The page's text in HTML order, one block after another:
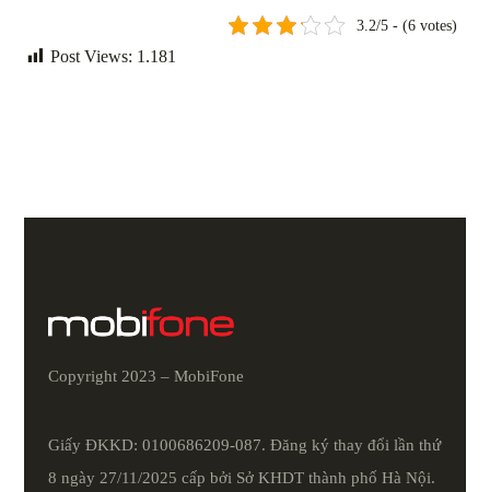
3.2/5 - (6 votes)
Post Views: 1.181
Copyright 2023 – MobiFone
Giấy ĐKKD: 0100686209-087. Đăng ký thay đổi lần thứ
8 ngày 27/11/2025 cấp bởi Sở KHDT thành phố Hà Nội.